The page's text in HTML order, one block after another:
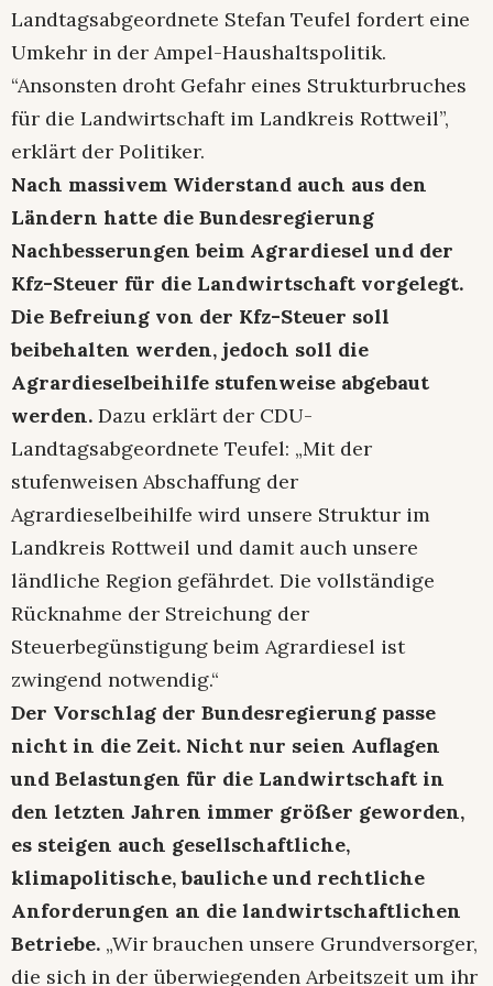
Landtagsabgeordnete Stefan Teufel fordert eine
Umkehr in der Ampel-Haushaltspolitik.
“Ansonsten droht Gefahr eines Strukturbruches
für die Landwirtschaft im Landkreis Rottweil”,
erklärt der Politiker.
Nach massivem Widerstand auch aus den
Ländern hatte die Bundesregierung
Nachbesserungen beim Agrardiesel und der
Kfz-Steuer für die Landwirtschaft vorgelegt.
Die Befreiung von der Kfz-Steuer soll
beibehalten werden, jedoch soll die
Agrardieselbeihilfe stufenweise abgebaut
werden. Dazu erklärt der CDU-
Landtagsabgeordnete Teufel: „Mit der
stufenweisen Abschaffung der
Agrardieselbeihilfe wird unsere Struktur im
Landkreis Rottweil und damit auch unsere
ländliche Region gefährdet. Die vollständige
Rücknahme der Streichung der
Steuerbegünstigung beim Agrardiesel ist
zwingend notwendig.“
Der Vorschlag der Bundesregierung passe
nicht in die Zeit. Nicht nur seien Auflagen
und Belastungen für die Landwirtschaft in
den letzten Jahren immer größer geworden,
es steigen auch gesellschaftliche,
klimapolitische, bauliche und rechtliche
Anforderungen an die landwirtschaftlichen
Betriebe. „Wir brauchen unsere Grundversorger,
die sich in der überwiegenden Arbeitszeit um ihr